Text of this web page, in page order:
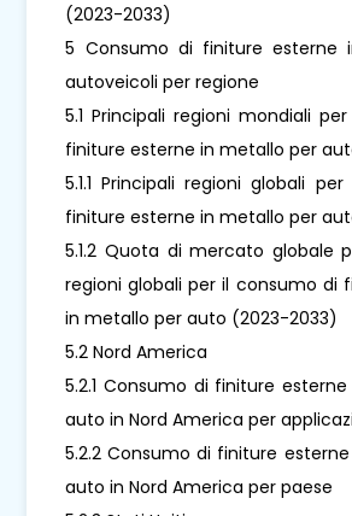
(2023-2033)
5 Consumo di finiture esterne
autoveicoli per regione
5.1 Principali regioni mondiali
finiture esterne in metallo per
5.1.1 Principali regioni globali
finiture esterne in metallo per
5.1.2 Quota di mercato globale
regioni globali per il consumo di
in metallo per auto (2023-2033)
5.2 Nord America
5.2.1 Consumo di finiture
auto in Nord America per
5.2.2 Consumo di finiture
auto in Nord America per paese